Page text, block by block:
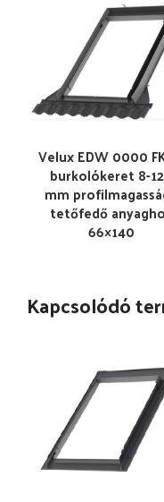
Velux EDW 0000
burkolókeret 8-
mm
tetőfedő
66×140
Kapcsolódó